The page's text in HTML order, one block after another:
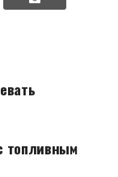
топливным